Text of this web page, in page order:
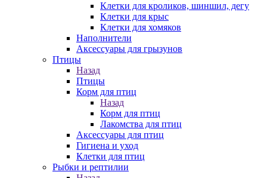
Клетки для кроликов, шиншил, дегу
Клетки для крыс
Клетки для хомяков
Наполнители
Аксессуары для грызунов
Птицы
Назад
Птицы
Корм для птиц
Назад
Корм для птиц
Лакомства для птиц
Аксессуары для птиц
Гигиена и уход
Клетки для птиц
Рыбки и рептилии